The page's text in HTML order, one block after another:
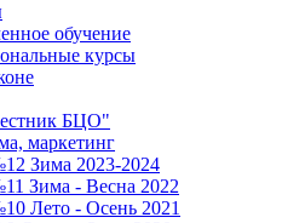
обучение
курсы
БЦО"
маркетинг
Зима 2023-2024
Зима - Весна 2022
Лето - Осень 2021